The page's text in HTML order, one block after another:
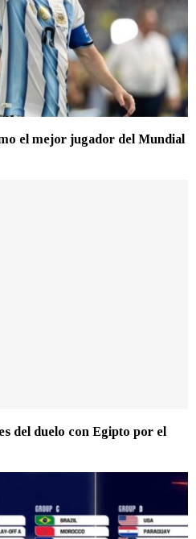
el mejor jugador del Mundial
del duelo con Egipto por el